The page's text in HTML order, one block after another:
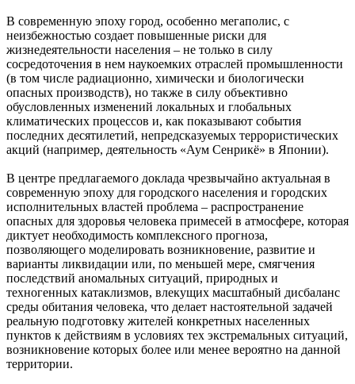
В современную эпоху город, особенно мегаполис, с
неизбежностью создает повышенные риски для
жизнедеятельности населения – не только в силу
сосредоточения в нем наукоемких отраслей промышленности
(в том числе радиационно, химически и биологически
опасных производств), но также в силу объективно
обусловленных изменений локальных и глобальных
климатических процессов и, как показывают события
последних десятилетий, непредсказуемых террористических
акций (например, деятельность «Аум Сенрикё» в Японии).
В центре предлагаемого доклада чрезвычайно актуальная в
современную эпоху для городского населения и городских
исполнительных властей проблема – распространение
опасных для здоровья человека примесей в атмосфере, которая
диктует необходимость комплексного прогноза,
позволяющего моделировать возникновение, развитие и
варианты ликвидации или, по меньшей мере, смягчения
последствий аномальных ситуаций, природных и
техногенных катаклизмов, влекущих масштабный дисбаланс
среды обитания человека, что делает настоятельной задачей
реальную подготовку жителей конкретных населенных
пунктов к действиям в условиях тех экстремальных ситуаций,
возникновение которых более или менее вероятно на данной
территории.